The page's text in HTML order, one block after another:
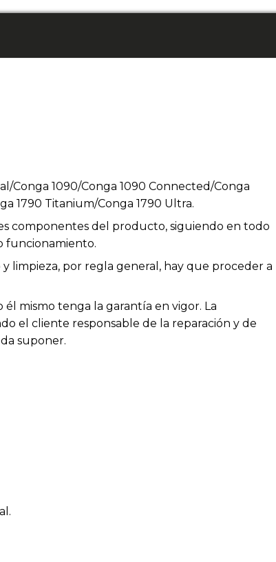
Conga 1090/Conga 1090 Connected/Conga
1790 Titanium/Conga 1790 Ultra.
componentes del producto, siguiendo en todo
funcionamiento.
limpieza, por regla general, hay que proceder a
mismo tenga la garantía en vigor. La
el cliente responsable de la reparación y de
suponer.